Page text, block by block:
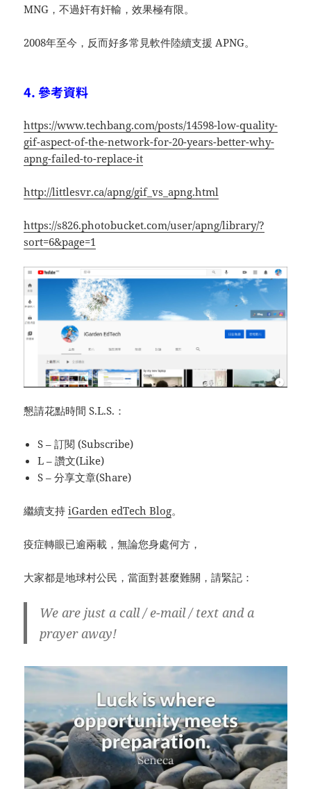
MNG，不過奸有奸輸，效果極有限。
2008年至今，反而好多常見軟件陸續支援 APNG。
4. 參考資料
https://www.techbang.com/posts/14598-low-quality-
gif-aspect-of-the-network-for-20-years-better-why-
apng-failed-to-replace-it
http://littlesvr.ca/apng/gif_vs_apng.html
https://s826.photobucket.com/user/apng/library/?
sort=6&page=1
懇請花點時間 S.L.S.：
S – 訂閱 (Subscribe)
L – 讚文(Like)
S – 分享文章(Share)
繼續支持iGarden edTech Blog。
疫症轉眼已逾兩載，無論您身處何方，
大家都是地球村公民，當面對甚麼難關，請緊記：
We are just a call / e-mail / text and a
prayer away!